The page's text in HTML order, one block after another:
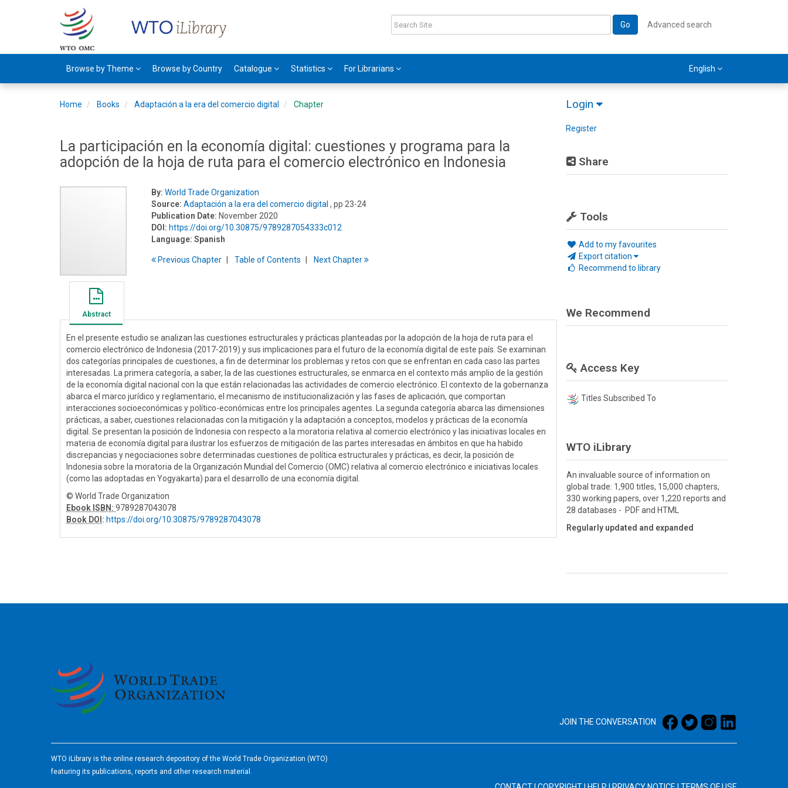
Go Advanced search
Browse by Theme Browse by Country Catalogue Statistics For Librarians English
Login
Register
Share
Tools
Add to my favourites
Export citation
Recommend to library
Home Books Adaptación a la era del comercio digital Chapter
La participación en la economía digital: cuestiones y programa para la
adopción de la hoja de ruta para el comercio electrónico en Indonesia
By: World Trade Organization
Source: Adaptación a la era del comercio digital , pp 23-24
Publication Date: November 2020
DOI: https://doi.org/10.30875/9789287054333c012
Language: Spanish
PreviousChapter Table ofContents NextChapter
Abstract
En el presente estudio se analizan las cuestiones estructurales y prácticas planteadas por la adopción de la hoja de ruta para el
comercio electrónico de Indonesia (2017-2019) y sus implicaciones para el futuro de la economía digital de este país. Se examinan
dos categorías principales de cuestiones, a fin de determinar los problemas y retos con que se enfrentan en cada caso las partes
interesadas. La primera categoría, a saber, la de las cuestiones estructurales, se enmarca en el contexto más amplio de la gestión
de la economía digital nacional con la que están relacionadas las actividades de comercio electrónico. El contexto de la gobernanza
abarca el marco jurídico y reglamentario, el mecanismo de institucionalización y las fases de aplicación, que comportan
interacciones socioeconómicas y político-económicas entre los principales agentes. La segunda categoría abarca las dimensiones
prácticas, a saber, cuestiones relacionadas con la mitigación y la adaptación a conceptos, modelos y prácticas de la economía
digital. Se presentan la posición de Indonesia con respecto a la moratoria relativa al comercio electrónico y las iniciativas locales en
materia de economía digital para ilustrar los esfuerzos de mitigación de las partes interesadas en ámbitos en que ha habido
discrepancias y negociaciones sobre determinadas cuestiones de política estructurales y prácticas, es decir, la posición de
Indonesia sobre la moratoria de la Organización Mundial del Comercio (OMC) relativa al comercio electrónico e iniciativas locales
(como las adoptadas en Yogyakarta) para el desarrollo de una economía digital.
© World Trade Organization
Ebook ISBN: 9789287043078
Book DOI : https://doi.org/10.30875/9789287043078
We Recommend
Access Key
Titles Subscribed To
WTO iLibrary
An invaluable source of information on
global trade: 1,900 titles, 15,000 chapters,
330 working papers, over 1,220 reports and
28 databases - PDF and HTML
Regularly updated and expanded
JOIN THE CONVERSATION
WTO iLibrary is the online research depository of the World Trade Organization (WTO)
featuring its publications, reports and other research material.